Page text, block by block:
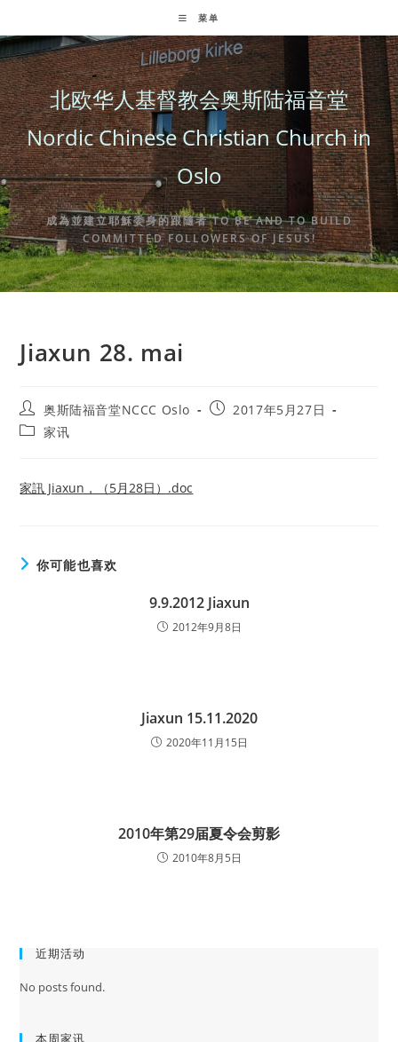
to
content
菜单
北欧华人基督教会奥斯陆福音堂
Nordic Chinese Christian Church in
Oslo
成為並建立耶穌委身的跟隨者 TO BE AND TO BUILD
COMMITTED FOLLOWERS OF JESUS!
Jiaxun 28. mai
Post
author:
奥斯陆福音堂NCCC Oslo
Post2017年5月27日
Post家讯
家訊 Jiaxun，（5月28日）.doc
你可能也喜欢
9.9.2012 Jiaxun
2012年9月8日
Jiaxun 15.11.2020
2020年11月15日
2010年第29届夏令会剪影
2010年8月5日
近期活动
No posts found.
本周家讯